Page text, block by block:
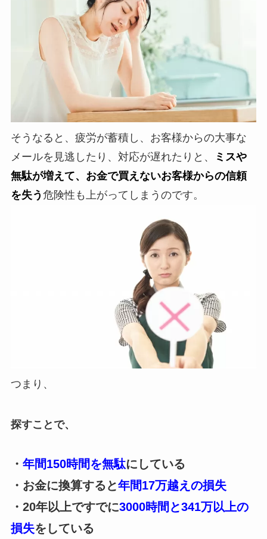
そうなると、疲労が蓄積し、お客様からの大事な
メールを見逃したり、対応が遅れたりと、
ミスや
無駄が増えて、お金で買えないお客様からの信頼
を失う 危険性も上がってしまうのです。
つまり、
探すことで、
・ 年間150時間を無駄にしている
・お金に換算すると年間17万越えの損失
・20年以上ですでに3000時間と341万以上の
損失をしている